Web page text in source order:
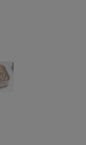
larger image